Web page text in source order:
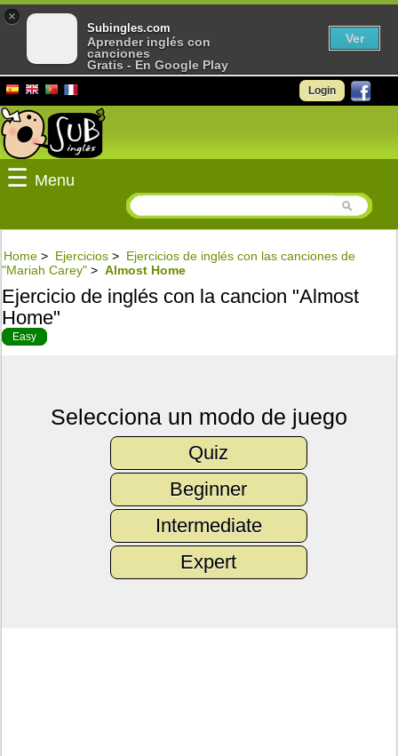
Login
☰ Menu
Home > Ejercicios > Ejercicios de inglés con las canciones de
"Mariah Carey" > Almost Home
Ejercicio de inglés con la cancion "Almost
Home"
Easy
Selecciona un modo de juego
Quiz
Beginner
Intermediate
Expert
×
Subingles.com
Aprender inglés con
canciones
Gratis - En Google Play
Ver